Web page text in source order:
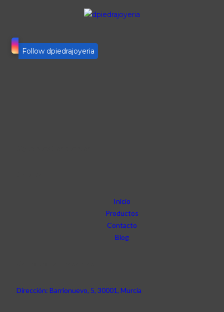
Follow dpiedrajoyeria
Inicio
Productos
Contacto
Blog
Dirección: Barrionuevo, 5, 30001, Murcia